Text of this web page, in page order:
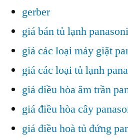
gerber
giá bán tủ lạnh
giá các loại máy giặt
giá các loại tủ lạnh
giá điều hòa âm trần
giá điều hòa cây
giá điều hoà tủ đứng